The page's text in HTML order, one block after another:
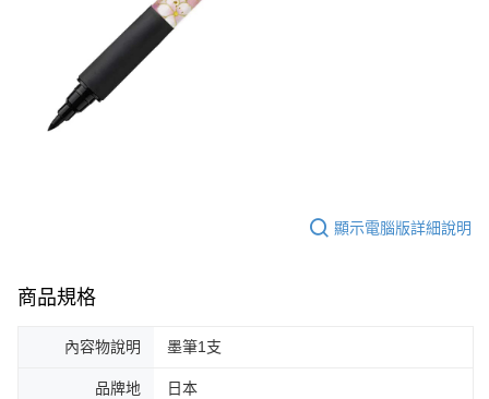
顯示電腦版詳細說明
商品規格
內容物說明 墨筆1支
品牌地 日本